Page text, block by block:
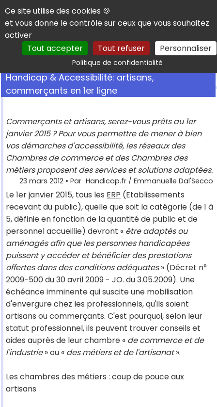
Panneau de gestion des cookies
Ce site utilise des cookies 🍪
et vous donne le contrôle sur ceux que vous souhaitez
activer
Tout accepter
Tout refuser Personnaliser
Politique de confidentialitéRechercher
Handicap & Accessibilité: artisans,
commerçants en 1er ligne
Commerçants et artisans, serez-vous prêts au 1er
janvier 2015 ? Pour vous permettre de mener à bien
vos démarches d'accessibilité, les réseaux des
Chambres de commerce et des Chambres des
métiers proposent des services et solutions adaptées.
23 mars 2012 • Par Handicap.fr / Emmanuelle Dal'Secco
Le 1er janvier 2015, tous les ERP (Etablissements
recevant du public), quelle que soit la catégorie (de 1 à
5, définie en fonction de la quantité de public et de
personnel accueillie) devront « être adaptés ou
aménagés afin que les personnes handicapées
puissent y accéder et bénéficier des prestations
offertes dans des conditions adéquates» (Décret n°
2009-500 du 30 avril 2009 - JO. du 3.05.2009). Une
échéance imminente qui suscite une mobilisation
d'envergure chez les professionnels, qu'ils soient
artisans ou commerçants. C'est pourquoi, selon leur
statut professionnel, ils peuvent trouver conseils et
aides auprès de leur chambre « de commerce et de
l'industrie» ou « des métiers et de l'artisanat».
Les chambres des métiers : coup de pouce aux
artisans